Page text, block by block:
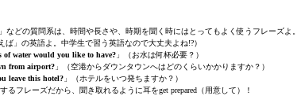
」などの質問系は、時間や長さや、時期を聞く時にはとってもよく使うフレーズよ。
ば」の英語よ。中学生で習う英語なので大丈夫よね!?）
of water would you like to have?」（お水は何杯必要？）
from airport?」（空港からダウンタウンへはどのくらいかかりますか？）
leave this hotel?」（ホテルをいつ発ちますか？）
るフレーズだから、聞き取れるように耳をget prepared（用意して）！